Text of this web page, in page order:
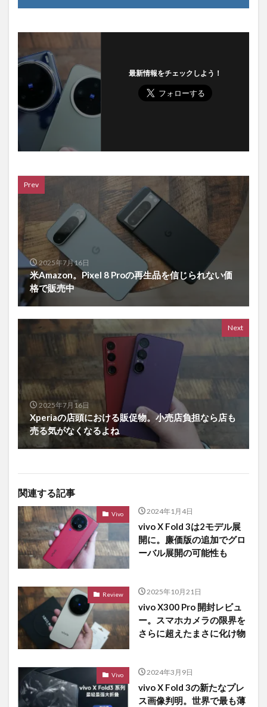
最新情報をチェックしよう！
Prev
2025年7月16日
米Amazon。Pixel 8 Proの再生品を信じられない価
格で販売中
Next
2025年7月16日
Xperiaの店頭における販促物。小売店負担なら店も
売る気がなくなるよね
関連する記事
Vivo 2024年1月4日
vivo X Fold 3は2モデル展
開に。廉価版の追加でグロ
ーバル展開の可能性も
Review 2025年10月21日
vivo X300 Pro 開封レビュ
ー。スマホカメラの限界を
さらに超えたまさに化け物
Vivo 2024年3月9日
vivo X Fold 3の新たなプレ
ス画像判明。世界で最も薄